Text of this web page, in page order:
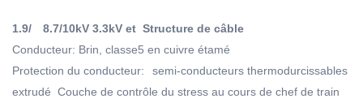
1.9/ 8.7/10kV 3.3kV et Structure de câble
Conducteur: Brin, classe5 en cuivre étamé
Protection du conducteur:
semi-conducteurs thermodurcissables
extrudé Couche de contrôle du stress au cours de chef de train